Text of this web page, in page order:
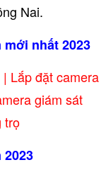
Nai.
nhất 2023
| Lắp đặt camera
giám sát
trọ